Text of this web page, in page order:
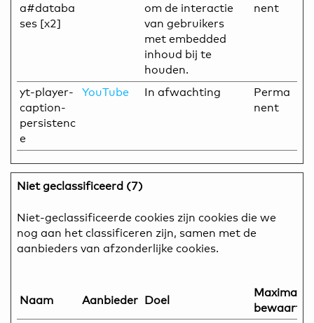
a#databa
ses [x2]
om de interactie
van gebruikers
met embedded
inhoud bij te
houden.
nent
yt-player-
caption-
persistenc
e
YouTube In afwachting
Perma
nent
Niet geclassificeerd (7)
Niet-geclassificeerde cookies zijn cookies die we
nog aan het classificeren zijn, samen met de
aanbieders van afzonderlijke cookies.
Naam Aanbieder Doel
Maximale